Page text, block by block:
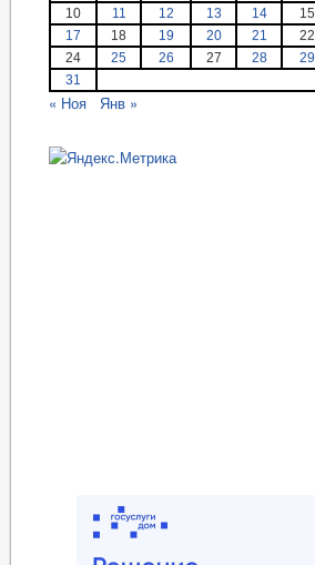
10
11 12 13 14 15
17
18 19 20 21 22
24
25 26 27 28 29
31
« Ноя Янв »